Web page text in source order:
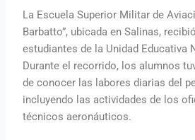
La Escuela Superior Militar de
Barbatto”, ubicada en Salinas,
estudiantes de la Unidad Educativa
Durante el recorrido, los alumnos
de conocer las labores diarias del
incluyendo las actividades de los
técnicos aeronáuticos.